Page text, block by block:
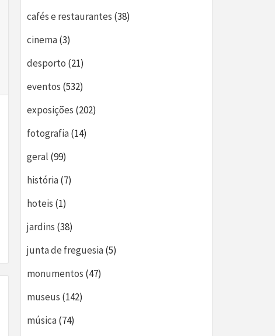
cafés e restaurantes (38)
cinema(3)
desporto (21)
eventos (532)
exposições (202)
fotografia(14)
geral (99)
história(7)
hoteis (1)
jardins (38)
junta de freguesia(5)
monumentos (47)
museus (142)
música(74)